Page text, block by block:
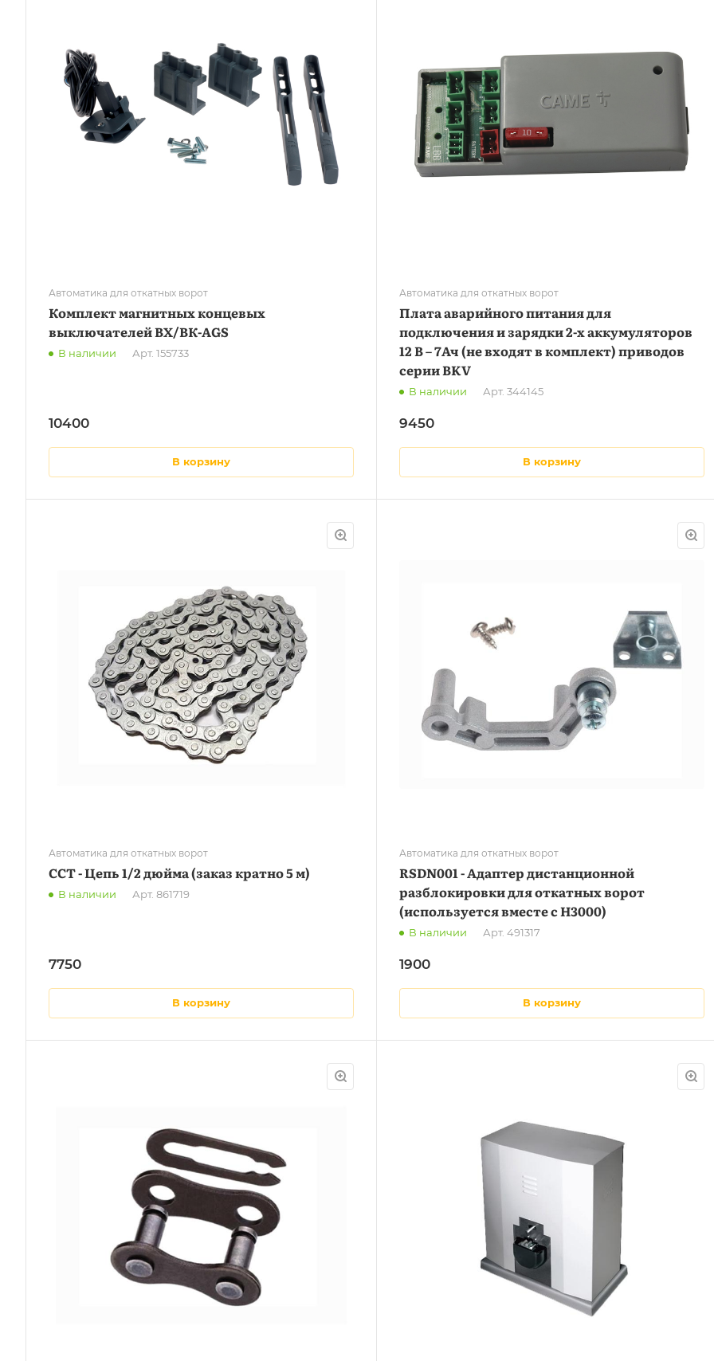
Автоматика для откатных ворот
Комплект магнитных концевых
выключателей ВХ/ВК-AGS
В наличии Арт. 155733
10400
в корзину
Автоматика для откатных ворот
Плата аварийного питания для
подключения и зарядки 2-х аккумуляторов
12 В – 7Ач (не входят в комплект) приводов
серии BKV
В наличии Арт. 344145
9450
в корзину
Автоматика для откатных ворот
CCT - Цепь 1/2 дюйма (заказ кратно 5 м)
В наличии Арт. 861719
7750
в корзину
Автоматика для откатных ворот
RSDN001 - Адаптер дистанционной
разблокировки для откатных ворот
(используется вместе с Н3000)
В наличии Арт. 491317
1900
в корзину